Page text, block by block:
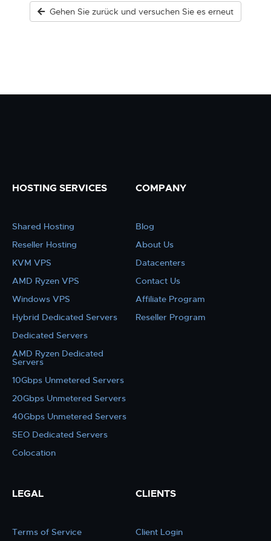
Gehen Sie zurück und versuchen Sie es erneut
HOSTING SERVICES
Shared Hosting
Reseller Hosting
KVM VPS
AMD Ryzen VPS
Windows VPS
Hybrid Dedicated Servers
Dedicated Servers
AMD Ryzen Dedicated
Servers
10Gbps Unmetered Servers
20Gbps Unmetered Servers
40Gbps Unmetered Servers
SEO Dedicated Servers
Colocation
COMPANY
Blog
About Us
Datacenters
Contact Us
Affiliate Program
Reseller Program
LEGAL
Terms of Service
CLIENTS
Client Login